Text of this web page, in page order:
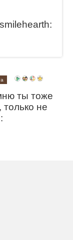
ты тоже
не